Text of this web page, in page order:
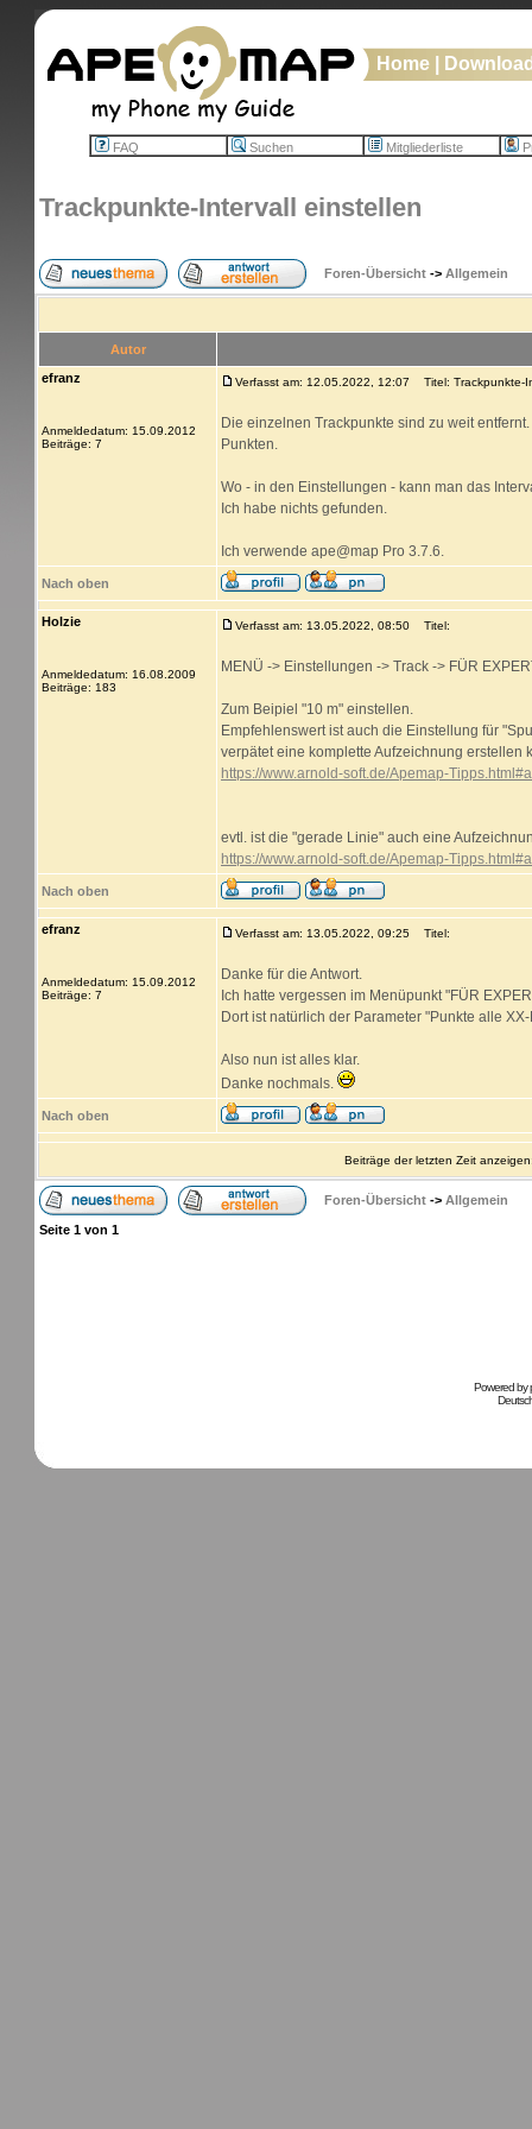
Home
FAQ Suchen Mitgliederliste
Trackpunkte-Intervall einstellen
Foren-Übersicht -> Allgemein
Autor
efranz
Anmeldedatum: 15.09.2012
Beiträge: 7
Verfasst am: 12.05.2022, 12:07 Titel: Trackpunkte-
Die einzelnen Trackpunkte sind zu weit
Punkten.
Wo - in den Einstellungen - kann man das
Ich habe nichts gefunden.
Ich verwende ape@map Pro 3.7.6.
Nach oben
Holzie
Anmeldedatum: 16.08.2009
Beiträge: 183
Verfasst am: 13.05.2022, 08:50 Titel:
MENÜ -> Einstellungen -> Track -> FÜR
Zum Beipiel "10 m" einstellen.
Empfehlenswert ist auch die Einstellung für
verpätet eine komplette Aufzeichnung erstellen
https://www.arnold-soft.de/Apemap-
evtl. ist die "gerade Linie" auch eine
https://www.arnold-soft.de/Apemap-
Nach oben
efranz
Anmeldedatum: 15.09.2012
Beiträge: 7
Verfasst am: 13.05.2022, 09:25 Titel:
Danke für die Antwort.
Ich hatte vergessen im Menüpunkt "FÜR
Dort ist natürlich der Parameter "Punkte alle
Also nun ist alles klar.
Danke nochmals.
Nach oben
Beiträge der letzten Zeit
Foren-Übersicht -> Allgemein
Seite 1 von 1
Powered by